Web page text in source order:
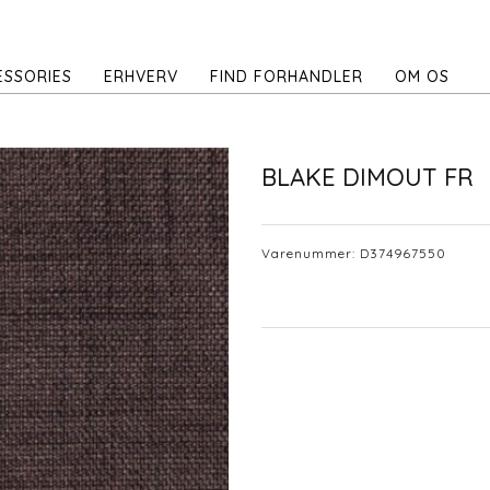
ERHVERV FIND FORHANDLER OM OS
BLAKE DIMOUT FR
Varenummer: D374967550